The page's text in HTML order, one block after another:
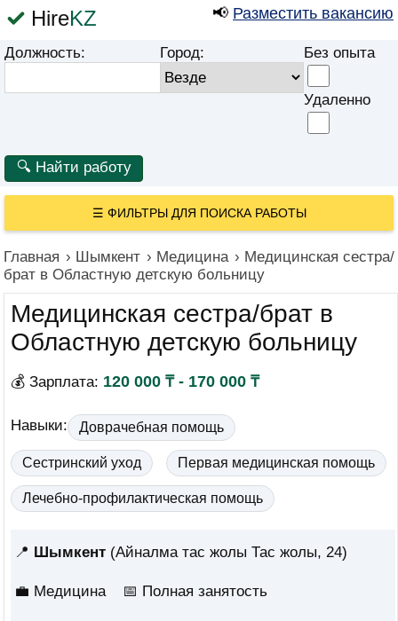
HireKZ 📢 Разместить вакансию
Должность: Город: Без опыта
Удаленно
☰ ФИЛЬТРЫ ДЛЯ ПОИСКА РАБОТЫ
Главная › Шымкент › Медицина › Медицинская сестра/
брат в Областную детскую больницу
Медицинская сестра/брат в
Областную детскую больницу
💰 Зарплата: 120 000 ₸ - 170 000 ₸
Навыки: Доврачебная помощь
Сестринский уход Первая медицинская помощь
Лечебно-профилактическая помощь
📍 Шымкент (Айналма тас жолы Тас жолы, 24)
💼 Медицина 📅 Полная занятость